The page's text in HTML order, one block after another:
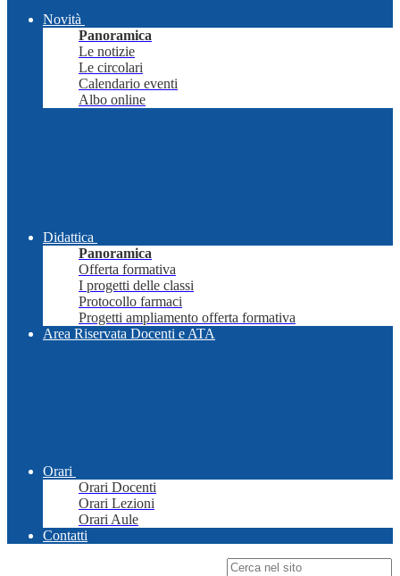
Novità
Panoramica
Le notizie
Le circolari
Calendario eventi
Albo online
Didattica
Panoramica
Offerta formativa
I progetti delle classi
Protocollo farmaci
Progetti ampliamento offerta formativa
Area Riservata Docenti e ATA
Orari
Orari Docenti
Orari Lezioni
Orari Aule
Contatti